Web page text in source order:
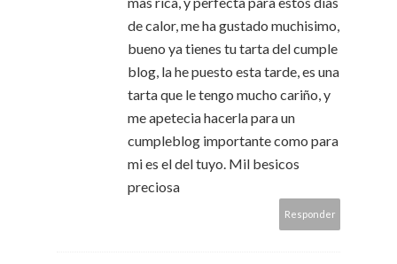
de calor, me ha gustado muchisimo,
bueno ya tienes tu tarta del cumple
blog, la he puesto esta tarde, es una
tarta que le tengo mucho cariño, y
me apetecia hacerla para un
cumpleblog importante como para
mi es el del tuyo. Mil besicos
preciosa
Responder